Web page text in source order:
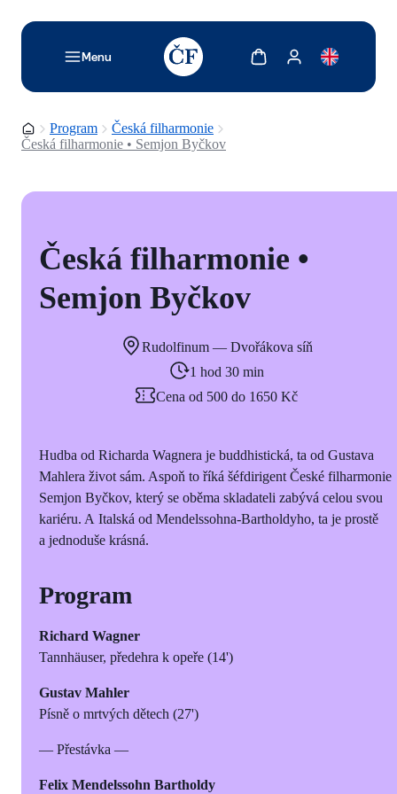
Menu
TODO: Add description for reader
Zobrazit košíkZobrazit můj účet
Domovská stránka
Program
Česká filharmonie
Česká filharmonie • Semjon Byčkov
Česká filharmonie •
Semjon Byčkov
Rudolfinum — Dvořákova síň
1 hod 30 min
Cena od 500 do 1650 Kč
Hudba od Richarda Wagnera je buddhistická, ta od Gustava
Mahlera život sám. Aspoň to říká šéfdirigent České filharmonie
Semjon Byčkov, který se oběma skladateli zabývá celou svou
kariéru. A Italská od Mendelssohna-Bartholdyho, ta je prostě
a jednoduše krásná.
Program
Richard Wagner
Tannhäuser, předehra k opeře (14')
Gustav Mahler
Písně o mrtvých dětech (27')
— Přestávka —
Felix Mendelssohn Bartholdy